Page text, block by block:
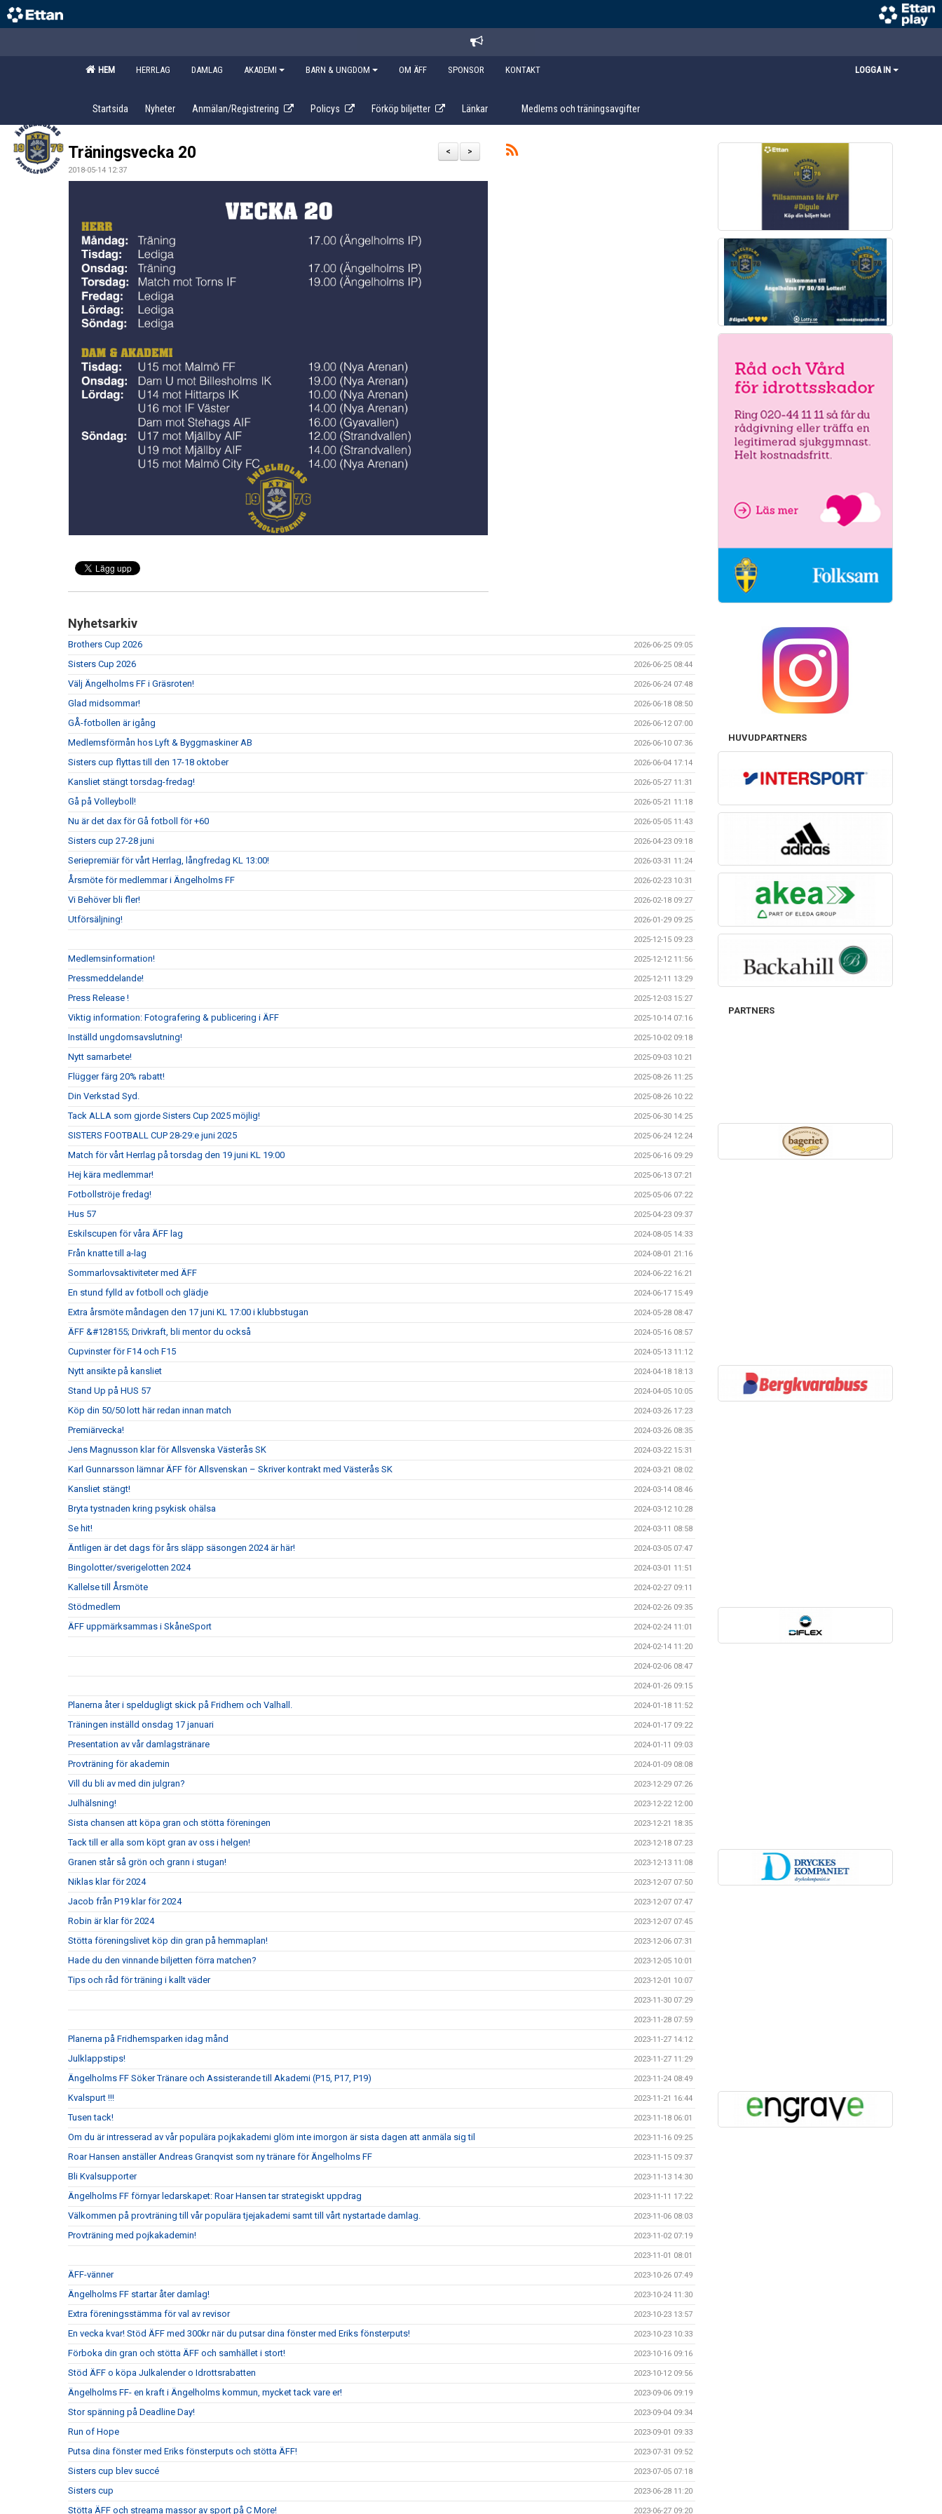
HEM HERRLAG DAMLAG AKADEMI BARN & UNGDOM OM ÄFF SPONSOR KONTAKT LOGGA IN
Startsida Nyheter Anmälan/Registrering Policys Förköp biljetter Länkar Medlems och träningsavgifter
>
<
Träningsvecka 20
2018-05-14 12:37
Nyhetsarkiv
Brothers Cup 2026 2026-06-25 09:05
Sisters Cup 2026 2026-06-25 08:44
Välj Ängelholms FF i Gräsroten! 2026-06-24 07:48
Glad midsommar! 2026-06-18 08:50
GÅ-fotbollen är igång 2026-06-12 07:00
Medlemsförmån hos Lyft & Byggmaskiner AB 2026-06-10 07:36
Sisters cup flyttas till den 17-18 oktober 2026-06-04 17:14
Kansliet stängt torsdag-fredag! 2026-05-27 11:31
Gå på Volleyboll! 2026-05-21 11:18
Nu är det dax för Gå fotboll för +60 2026-05-05 11:43
Sisters cup 27-28 juni 2026-04-23 09:18
Seriepremiär för vårt Herrlag, långfredag KL 13:00! 2026-03-31 11:24
Årsmöte för medlemmar i Ängelholms FF 2026-02-23 10:31
Vi Behöver bli fler! 2026-02-18 09:27
Utförsäljning! 2026-01-29 09:25
2025-12-15 09:23
Medlemsinformation! 2025-12-12 11:56
Pressmeddelande! 2025-12-11 13:29
Press Release ! 2025-12-03 15:27
Viktig information: Fotografering & publicering i ÄFF 2025-10-14 07:16
Inställd ungdomsavslutning! 2025-10-02 09:18
Nytt samarbete! 2025-09-03 10:21
Flügger färg 20% rabatt! 2025-08-26 11:25
Din Verkstad Syd. 2025-08-26 10:22
Tack ALLA som gjorde Sisters Cup 2025 möjlig! 2025-06-30 14:25
SISTERS FOOTBALL CUP 28-29:e juni 2025 2025-06-24 12:24
Match för vårt Herrlag på torsdag den 19 juni KL 19:00 2025-06-16 09:29
Hej kära medlemmar! 2025-06-13 07:21
Fotbollströje fredag! 2025-05-06 07:22
Hus 57 2025-04-23 09:37
Eskilscupen för våra ÄFF lag 2024-08-05 14:33
Från knatte till a-lag 2024-08-01 21:16
Sommarlovsaktiviteter med ÄFF 2024-06-22 16:21
En stund fylld av fotboll och glädje 2024-06-17 15:49
Extra årsmöte måndagen den 17 juni KL 17:00 i klubbstugan 2024-05-28 08:47
ÄFF &#128155; Drivkraft, bli mentor du också 2024-05-16 08:57
Cupvinster för F14 och F15 2024-05-13 11:12
Nytt ansikte på kansliet 2024-04-18 18:13
Stand Up på HUS 57 2024-04-05 10:05
Köp din 50/50 lott här redan innan match 2024-03-26 17:23
Premiärvecka! 2024-03-26 08:35
Jens Magnusson klar för Allsvenska Västerås SK 2024-03-22 15:31
Karl Gunnarsson lämnar ÄFF för Allsvenskan – Skriver kontrakt med Västerås SK 2024-03-21 08:02
Kansliet stängt! 2024-03-14 08:46
Bryta tystnaden kring psykisk ohälsa 2024-03-12 10:28
Se hit! 2024-03-11 08:58
Äntligen är det dags för års släpp säsongen 2024 är här! 2024-03-05 07:47
Bingolotter/sverigelotten 2024 2024-03-01 11:51
Kallelse till Årsmöte 2024-02-27 09:11
Stödmedlem 2024-02-26 09:35
ÄFF uppmärksammas i SkåneSport 2024-02-24 11:01
2024-02-14 11:20
2024-02-06 08:47
2024-01-26 09:15
Planerna åter i speldugligt skick på Fridhem och Valhall. 2024-01-18 11:52
Träningen inställd onsdag 17 januari 2024-01-17 09:22
Presentation av vår damlagstränare 2024-01-11 09:03
Provträning för akademin 2024-01-09 08:08
Vill du bli av med din julgran? 2023-12-29 07:26
Julhälsning! 2023-12-22 12:00
Sista chansen att köpa gran och stötta föreningen 2023-12-21 18:35
Tack till er alla som köpt gran av oss i helgen! 2023-12-18 07:23
Granen står så grön och grann i stugan! 2023-12-13 11:08
Niklas klar för 2024 2023-12-07 07:50
Jacob från P19 klar för 2024 2023-12-07 07:47
Robin är klar för 2024 2023-12-07 07:45
Stötta föreningslivet köp din gran på hemmaplan! 2023-12-06 07:31
Hade du den vinnande biljetten förra matchen? 2023-12-05 10:01
Tips och råd för träning i kallt väder 2023-12-01 10:07
2023-11-30 07:29
2023-11-28 07:59
Planerna på Fridhemsparken idag månd 2023-11-27 14:12
Julklappstips! 2023-11-27 11:29
Ängelholms FF Söker Tränare och Assisterande till Akademi (P15, P17, P19) 2023-11-24 08:49
Kvalspurt !!! 2023-11-21 16:44
Tusen tack! 2023-11-18 06:01
Om du är intresserad av vår populära pojkakademi glöm inte imorgon är sista dagen att anmäla sig til 2023-11-16 09:25
Roar Hansen anställer Andreas Granqvist som ny tränare för Ängelholms FF 2023-11-15 09:37
Bli Kvalsupporter 2023-11-13 14:30
Ängelholms FF förnyar ledarskapet: Roar Hansen tar strategiskt uppdrag 2023-11-11 17:22
Välkommen på provträning till vår populära tjejakademi samt till vårt nystartade damlag. 2023-11-06 08:03
Provträning med pojkakademin! 2023-11-02 07:19
2023-11-01 08:01
ÄFF-vänner 2023-10-26 07:49
Ängelholms FF startar åter damlag! 2023-10-24 11:30
Extra föreningsstämma för val av revisor 2023-10-23 13:57
En vecka kvar! Stöd ÄFF med 300kr när du putsar dina fönster med Eriks fönsterputs! 2023-10-23 10:33
Förboka din gran och stötta ÄFF och samhället i stort! 2023-10-16 09:16
Stöd ÄFF o köpa Julkalender o Idrottsrabatten 2023-10-12 09:56
Ängelholms FF- en kraft i Ängelholms kommun, mycket tack vare er! 2023-09-06 09:19
Stor spänning på Deadline Day! 2023-09-04 09:34
Run of Hope 2023-09-01 09:33
Putsa dina fönster med Eriks fönsterputs och stötta ÄFF! 2023-07-31 09:52
Sisters cup blev succé 2023-07-05 07:18
Sisters cup 2023-06-28 11:20
Stötta ÄFF och streama massor av sport på C More! 2023-06-27 09:20
HUVUDPARTNERS
PARTNERS